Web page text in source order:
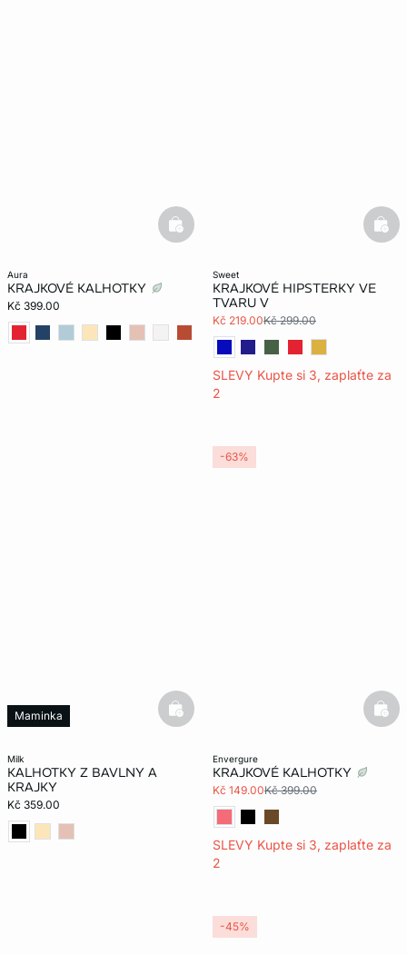
aura
KRAJKOVÉ KALHOTKY
Kč 399.00
basketfull
sweet
KRAJKOVÉ HIPSTERKY VE
TVARU V
Kč 219.00Kč 299.00
SLEVY Kupte si 3, zaplaťte za
2
milk
KALHOTKY Z BAVLNY A
KRAJKY
Kč 359.00
Maminka basketfull
envergure
KRAJKOVÉ KALHOTKY
Kč 149.00Kč 399.00
SLEVY Kupte si 3, zaplaťte za
2
-63%
-45%